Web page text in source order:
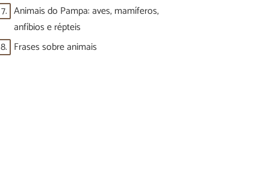
7. Animais do Pampa: aves, mamíferos,
anfíbios e répteis
8. Frases sobre animais